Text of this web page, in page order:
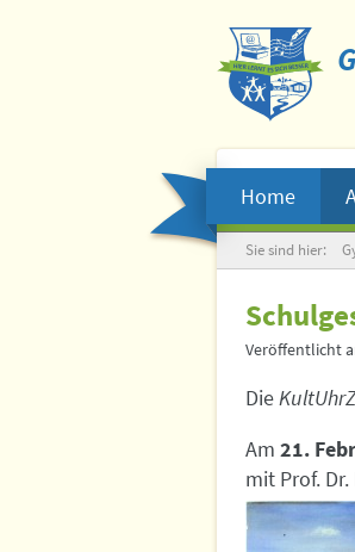
Home
Suche
Sie sind hier:
Veröffentlicht
Die
Am 21.
mit Prof.